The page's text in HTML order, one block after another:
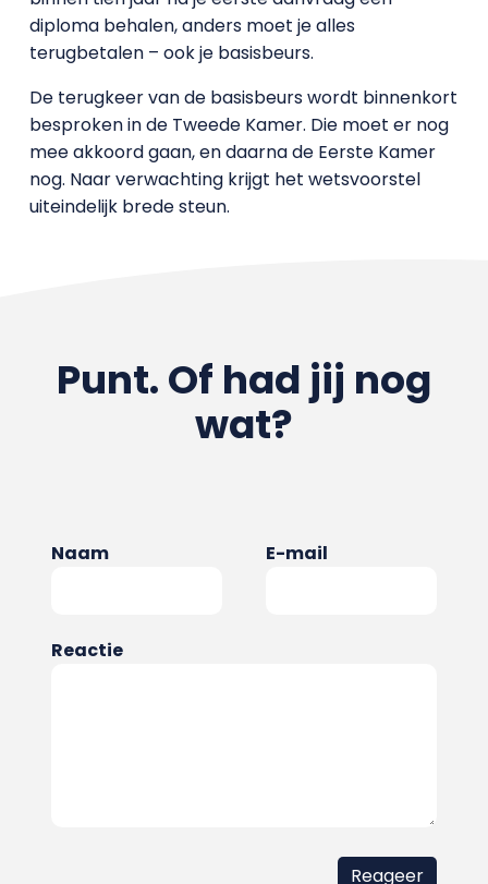
diploma behalen, anders moet je alles
terugbetalen – ook je basisbeurs.
De terugkeer van de basisbeurs wordt binnenkort
besproken in de Tweede Kamer. Die moet er nog
mee akkoord gaan, en daarna de Eerste Kamer
nog. Naar verwachting krijgt het wetsvoorstel
uiteindelijk brede steun.
Punt. Of had jij nog
wat?
Naam E-mail
Reactie